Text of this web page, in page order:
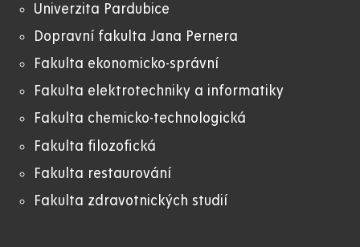
Univerzita Pardubice
Dopravní fakulta Jana Pernera
Fakulta ekonomicko-správní
Fakulta elektrotechniky a informatiky
Fakulta chemicko-technologická
Fakulta filozofická
Fakulta restaurování
Fakulta zdravotnických studií